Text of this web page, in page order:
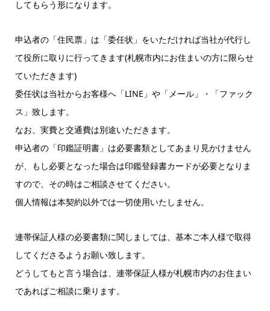
してもらう形になります。
申込者の「住民票」は「委任状」をいただければ当社が代行し
て役所に取りに行ってきます(札幌市内にお住まいの方に限らせ
ていただきます)
委任状は当社からお客様へ「LINE」や「メール」・「ファック
ス」致します。
なお、実費と交通費は別途いただきます。
申込者の「印鑑証明書」は必要書類としてあまり見かけません
が、もし必要となった場合は印鑑登録書カードが必要となりま
すので、その時はご相談させてください。
個人情報は本契約以外では一切使用いたしません。
連帯保証人様の必要書類に関しましては、基本ご本人様で取得
してくださるようお願い致します。
どうしてもと言う場合は、連帯保証人様が札幌市内のお住まい
であればご相談に乗ります。